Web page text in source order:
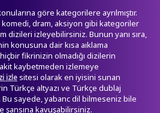
göre kategorilere ayrılmıştır.
dram, aksiyon gibi kategoriler
izleyebilirsiniz. Bunun yanı sıra,
konusuna dair kısa aıklama
fikrinizin olmadığı dizilerin
kaybetmeden izlemeye
izlesitesi olarak en iyisini sunan
Türkçe altyazı ve Türkçe dublaj
sayede, yabanc dil bilmeseniz bile
şansına kavuşabilirsiniz.